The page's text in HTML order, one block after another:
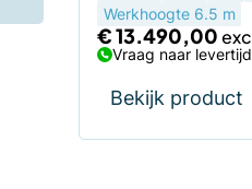
Werkhoogte 6.5 m
€13.490,00
Vraag naar levertijd
Bekijk product